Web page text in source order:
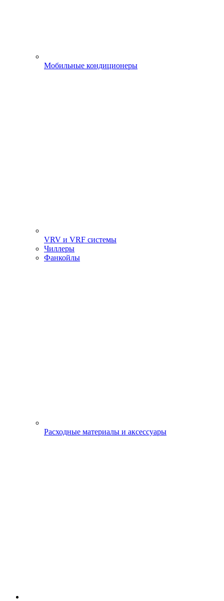
Мобильные кондиционеры
VRV и VRF системы
Чиллеры
Фанкойлы
Расходные материалы и аксессуары